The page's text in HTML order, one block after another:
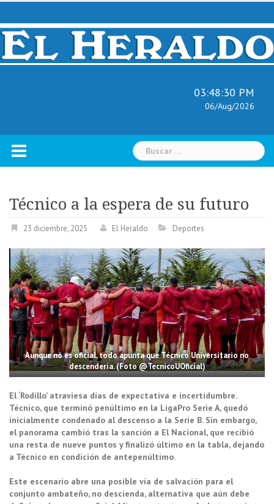
Skip
content
03:48:31 PM
06/Aug/2026
Buscar:
Técnico a la espera de su futuro
23 diciembre, 2025 El Heraldo Deportes
Aunque no es oficial, todo apunta que Técnico Universitario no
descendería. (Foto @TecnicoUOficial)
El ‘Rodillo’ atraviesa días de expectativa e incertidumbre.
Técnico, que terminó penúltimo en la LigaPro Serie A, quedó
inicialmente condenado al descenso a la Serie B. Sin embargo,
el panorama cambió tras la sanción a El Nacional, que recibió
una resta de nueve puntos y finalizó último en la tabla, dejando
a Técnico en condición de antepenúltimo.
Este escenario abre una posible vía de salvación para el
conjunto ambateño, no descienda, alternativa que aún debe